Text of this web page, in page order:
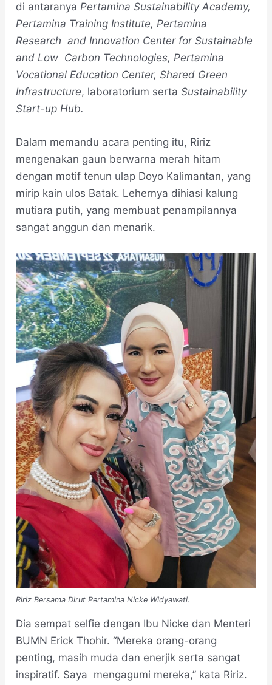
di antaranyaPertamina Sustainability Academy,
Pertamina Training Institute, Pertamina
Research and Innovation Center for Sustainable
and Low Carbon Technologies, Pertamina
Vocational Education Center, Shared Green
Infrastructure, laboratorium sertaSustainability
Start-up Hub.
Dalam memandu acara penting itu, Ririz
mengenakan gaun berwarna merah hitam
dengan motif tenun ulap Doyo Kalimantan, yang
mirip kain ulos Batak. Lehernya dihiasi kalung
mutiara putih, yang membuat penampilannya
sangat anggun dan menarik.
Ririz Bersama Dirut Pertamina Nicke Widyawati.
Dia sempat selfie dengan Ibu Nicke dan Menteri
BUMN Erick Thohir. “Mereka orang-orang
penting, masih muda dan enerjik serta sangat
inspiratif. Saya mengagumi mereka,” kata Ririz.